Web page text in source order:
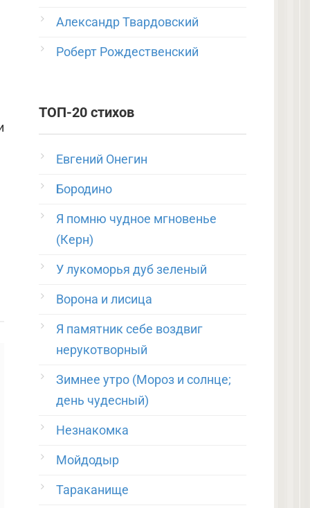
Александр Твардовский
Роберт Рождественский
ТОП-20 стихов
Евгений Онегин
Бородино
Я помню чудное мгновенье
(Керн)
У лукоморья дуб зеленый
Ворона и лисица
Я памятник себе воздвиг
нерукотворный
Зимнее утро (Мороз и солнце;
день чудесный)
Незнакомка
Мойдодыр
Тараканище